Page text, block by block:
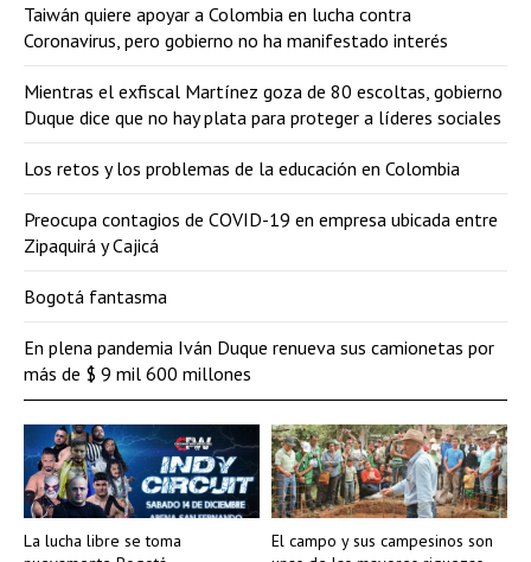
La lucha libre se toma
El campo y sus campesinos son
Taiwán quiere apoyar a Colombia en lucha contra
Coronavirus, pero gobierno no ha manifestado interés
Mientras el exfiscal Martínez goza de 80 escoltas, gobierno
Duque dice que no hay plata para proteger a líderes sociales
Los retos y los problemas de la educación en Colombia
Preocupa contagios de COVID-19 en empresa ubicada entre
Zipaquirá y Cajicá
Bogotá fantasma
En plena pandemia Iván Duque renueva sus camionetas por
más de $ 9 mil 600 millones